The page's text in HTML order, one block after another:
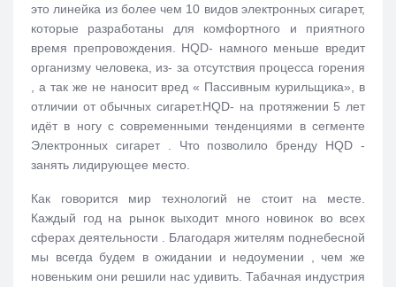
это линейка из более чем 10 видов электронных сигарет,
которые разработаны для комфортного и приятного
время препровождения. HQD- намного меньше вредит
организму человека, из- за отсутствия процесса горения
, а так же не наносит вред « Пассивным курильщика», в
отличии от обычных сигарет.HQD- на протяжении 5 лет
идёт в ногу с современными тенденциями в сегменте
Электронных сигарет . Что позволило бренду HQD -
занять лидирующее место.
Как говорится мир технологий не стоит на месте.
Каждый год на рынок выходит много новинок во всех
сферах деятельности . Благодаря жителям поднебесной
мы всегда будем в ожидании и недоумении , чем же
новеньким они решили нас удивить. Табачная индустрия